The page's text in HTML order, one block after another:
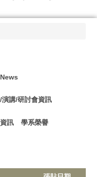
演講/研討會資訊
訊 學系榮譽